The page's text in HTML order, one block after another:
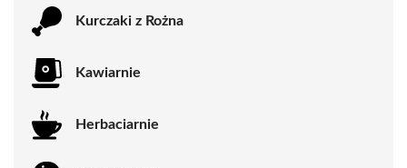
Kurczaki z Rożna
Kawiarnie
Herbaciarnie